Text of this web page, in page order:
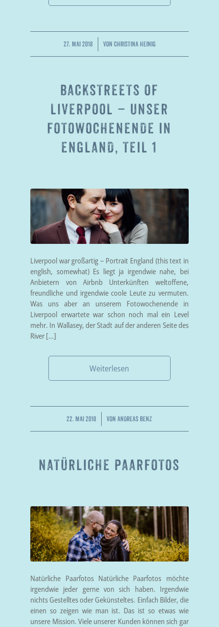
27. MAI 2018
/ VON CHRISTINA HEINIG
BACKSTREETS OF
LIVERPOOL – UNSER
FOTOWOCHENENDE IN
ENGLAND, TEIL 1
Liverpool war großartig – Portrait England (this text in
english, somewhat) Es liegt ja irgendwie nahe, bei
Anbietern von Airbnb Unterkünften weltoffene,
freundliche und irgendwie coole Leute zu vermuten.
Was uns aber an unserem Fotowochenende in
Liverpool erwartete war schon noch mal ein Level
mehr. In Wallasey, der Stadt auf der anderen Seite des
River […]
Weiterlesen
22. MAI 2018
/ VONANDREAS BENZ
NATÜRLICHE PAARFOTOS
Natürliche Paarfotos Natürliche Paarfotos möchte
irgendwie jeder gerne von sich haben. Irgendwie
nichts Gestelltes oder Gekünsteltes. Einfach Bilder, die
einen so zeigen wie man ist. Das ist so etwas wie
unsere Mission. Viele unserer Kunden können sich gar